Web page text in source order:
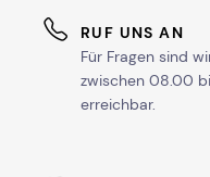
RUF UNS AN
Für Fragen sind
zwischen 08.00
erreichbar.